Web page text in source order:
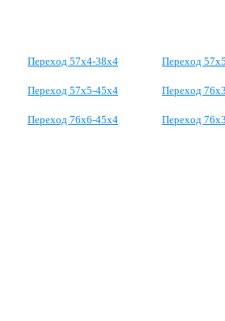
Переход 57х4-38х4 Переход
Переход 57х5-45х4 Переход
Переход 76х6-45х4 Переход